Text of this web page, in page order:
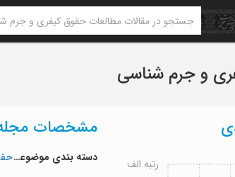
و جرم شناسی
رتبه الف
مشخصات
دسته بندی موضوعی